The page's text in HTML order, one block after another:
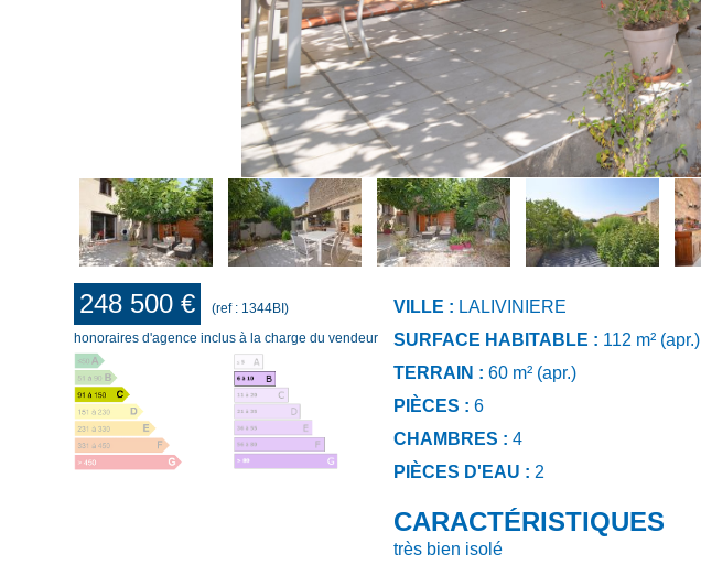
248 500 €
(ref : 1344BI)
honoraires d'agence inclus à la charge du vendeur
VILLE : LALIVINIERE
SURFACE HABITABLE : 112 m² (apr.)
TERRAIN : 60 m² (apr.)
PIÈCES : 6
CHAMBRES : 4
PIÈCES D'EAU : 2
CARACTÉRISTIQUES
très bien isolé